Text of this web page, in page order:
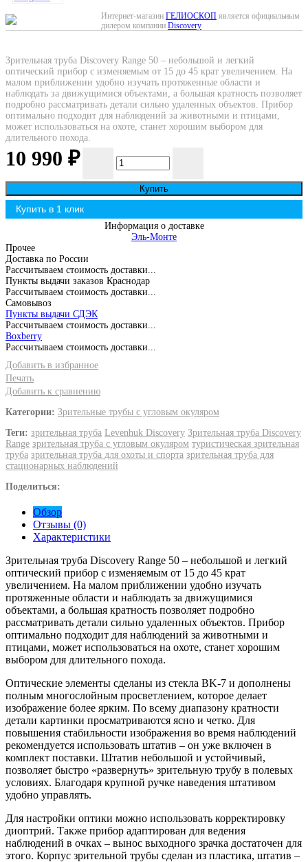
Интернет-магазин ГЕЛИОСКОП является официальным
дилером компании Discovery
Зрительная труба Discovery Range 50 – небольшой и легкий
оптический прибор с изменяемым от 15 до 45 крат увеличением. На
малом приближении удобно изучать протяженные области и
наблюдать за движущимися объектами, а большая кратность позволяет
подробно рассматривать детали сильно удаленных объектов. Прибор
оптимально подходит для наблюдений за животными и птицами,
может использоваться на охоте, станет хорошим выбором для
длительного похода.
10 990 ₽
Купить
Информация о доставке
Эль-Монте
Прочее
Доставка по России
Рассчитываем стоимость доставки...
Пункты выдачи заказов Краснодар
Рассчитываем стоимость доставки...
Самовывоз
Пункты выдачи СДЭК
Рассчитываем стоимость доставки...
Boxberry
Рассчитываем стоимость доставки...
Добавить в избранное
Печать
Добавить к сравнению
Категории: Зрительные трубы с угловым окуляром
Теги: зрительная труба Levenhuk Discovery Зрительная труба Discovery
Range зрительная труба с угловым окуляром туристическая зрительная
труба зрительная труба для охоты и спорта зрительная труба для
стационарных наблюдений
Поделиться:
Обзор
Отзывы (0)
Характеристики
Зрительная труба Discovery Range 50 – небольшой и легкий
оптический прибор с изменяемым от 15 до 45 крат
увеличением. На малом приближении удобно изучать
протяженные области и наблюдать за движущимися
объектами, а большая кратность позволяет подробно
рассматривать детали сильно удаленных объектов. Прибор
оптимально подходит для наблюдений за животными и
птицами, может использоваться на охоте, станет хорошим
выбором для длительного похода.
Оптические элементы сделаны из стекла BK-7 и дополнены
полным многослойным просветлением, которое делает
изображение более ярким. По всему диапазону кратности
детали картинки просматриваются ясно и четко. Для
повышения стабильности изображения во время наблюдений
рекомендуется использовать штатив – он уже включен в
комплект поставки. Штатив небольшой и устойчивый,
позволяет быстро «развернуть» зрительную трубу в полевых
условиях. Благодаря крупной ручке наведения штативом
удобно управлять.
Для настройки оптики можно использовать корректировку
диоптрий. Также прибор адаптирован для ведения
наблюдений в очках – вынос выходного зрачка достаточен для
этого. Корпус зрительной трубы сделан из пластика, штатив –